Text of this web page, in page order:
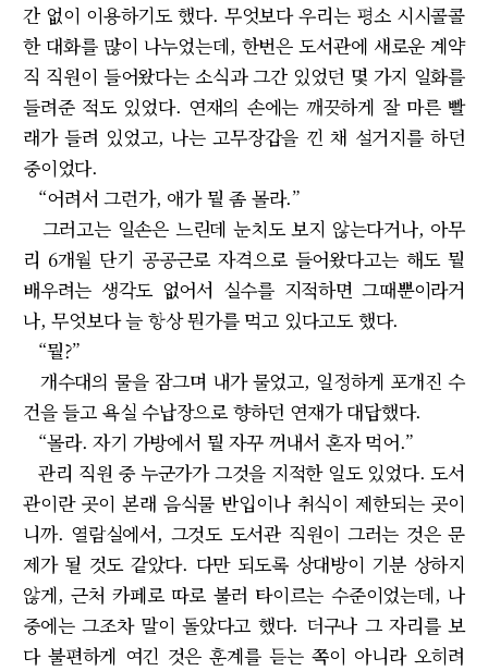
간 없이 이용하기도 했다. 무엇보다 우리는 평소 시시콜콜
한 대화를 많이 나누었는데, 한번은 도서관에 새로운 계약
직 직원이 들어왔다는 소식과 그간 있었던 몇 가지 일화를
들려준 적도 있었다. 연재의 손에는 깨끗하게 잘 마른 빨
래가 들려 있었고, 나는 고무장갑을 낀 채 설거지를 하던
중이었다.
“어려서 그런가, 애가 뭘 좀 몰라.”
그러고는 일손은 느린데 눈치도 보지 않는다거나, 아무
리 6개월 단기 공공근로 자격으로 들어왔다고는 해도 뭘
배우려는 생각도 없어서 실수를 지적하면 그때뿐이라거
나, 무엇보다 늘 항상 뭔가를 먹고 있다고도 했다.
“뭘?”
개수대의 물을 잠그며 내가 물었고, 일정하게 포개진 수
건을 들고 욕실 수납장으로 향하던 연재가 대답했다.
“몰라. 자기 가방에서 뭘 자꾸 꺼내서 혼자 먹어.”
관리 직원 중 누군가가 그것을 지적한 일도 있었다. 도서
관이란 곳이 본래 음식물 반입이나 취식이 제한되는 곳이
니까. 열람실에서, 그것도 도서관 직원이 그러는 것은 문
제가 될 것도 같았다. 다만 되도록 상대방이 기분 상하지
않게, 근처 카페로 따로 불러 타이르는 수준이었는데, 나
중에는 그조차 말이 돌았다고 했다. 더구나 그 자리를 보
다 불편하게 여긴 것은 훈계를 듣는 쪽이 아니라 오히려